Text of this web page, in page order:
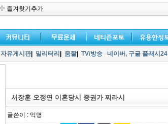
즐겨찾기추가
자유게시판| 밀리터리 움짤| TV/방송 네이버, 구글 플래시24
서장훈 오정연 이혼당시 증권가 찌라시
글쓴이 : 익명